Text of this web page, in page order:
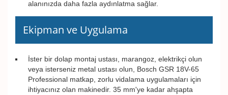
alanınızda daha fazla aydınlatma sağlar.
Ekipman ve Uygulama
İster bir dolap montaj ustası, marangoz, elektrikçi olun
veya isterseniz metal ustası olun, Bosch GSR 18V-65
Professional matkap, zorlu vidalama uygulamaları için
ihtiyacınız olan makinedir. 35 mm'ye kadar ahşapta